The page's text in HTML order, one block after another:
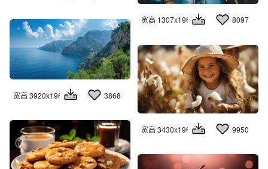
宽高 1307x1960 8097
宽高 3920x1960 3868
宽高 3430x1960 9950